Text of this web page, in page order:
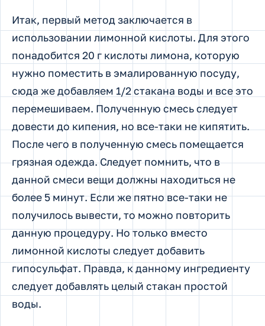
Итак, первый метод заключается в
использовании лимонной кислоты. Для этого
понадобится 20 г кислоты лимона, которую
нужно поместить в эмалированную посуду,
сюда же добавляем 1/2 стакана воды и все это
перемешиваем. Полученную смесь следует
довести до кипения, но все-таки не кипятить.
После чего в полученную смесь помещается
грязная одежда. Следует помнить, что в
данной смеси вещи должны находиться не
более 5 минут. Если же пятно все-таки не
получилось вывести, то можно повторить
данную процедуру. Но только вместо
лимонной кислоты следует добавить
гипосульфат. Правда, к данному ингредиенту
следует добавлять целый стакан простой
воды.